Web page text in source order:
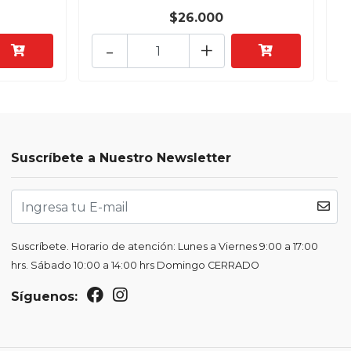
$26.000
+
-
Suscríbete a Nuestro Newsletter
Suscríbete. Horario de atención: Lunes a Viernes 9:00 a 17:00
hrs. Sábado 10:00 a 14:00 hrs Domingo CERRADO
Síguenos: